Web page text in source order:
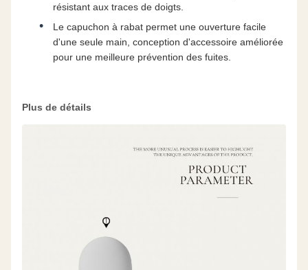
résistant aux traces de doigts.
Le capuchon à rabat permet une ouverture facile
d'une seule main, conception d'accessoire améliorée
pour une meilleure prévention des fuites.
Plus de détails